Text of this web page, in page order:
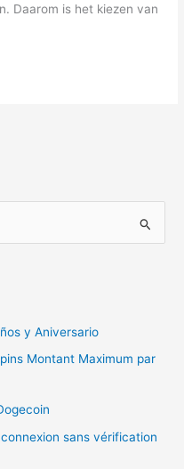
Daarom is het kiezen van
y Aniversario
Montant Maximum par
sans vérification